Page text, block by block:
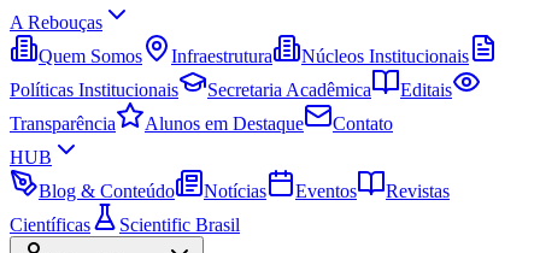
A Rebouças
Quem Somos
Infraestrutura
Núcleos Institucionais
Políticas Institucionais
Secretaria Acadêmica
Editais
Transparência
Alunos em Destaque
Contato
HUB
Blog & Conteúdo
Notícias Eventos
Revistas
Científicas
Scientific Brasil